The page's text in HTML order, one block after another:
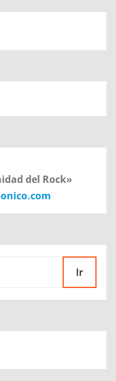
del Rock»
Ir